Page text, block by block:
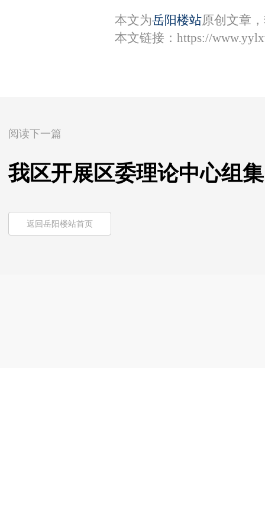
本文为岳阳楼站原创文章
本文链接： https://
阅读下一篇
我区开展区委理论中心组
返回岳阳楼站首页